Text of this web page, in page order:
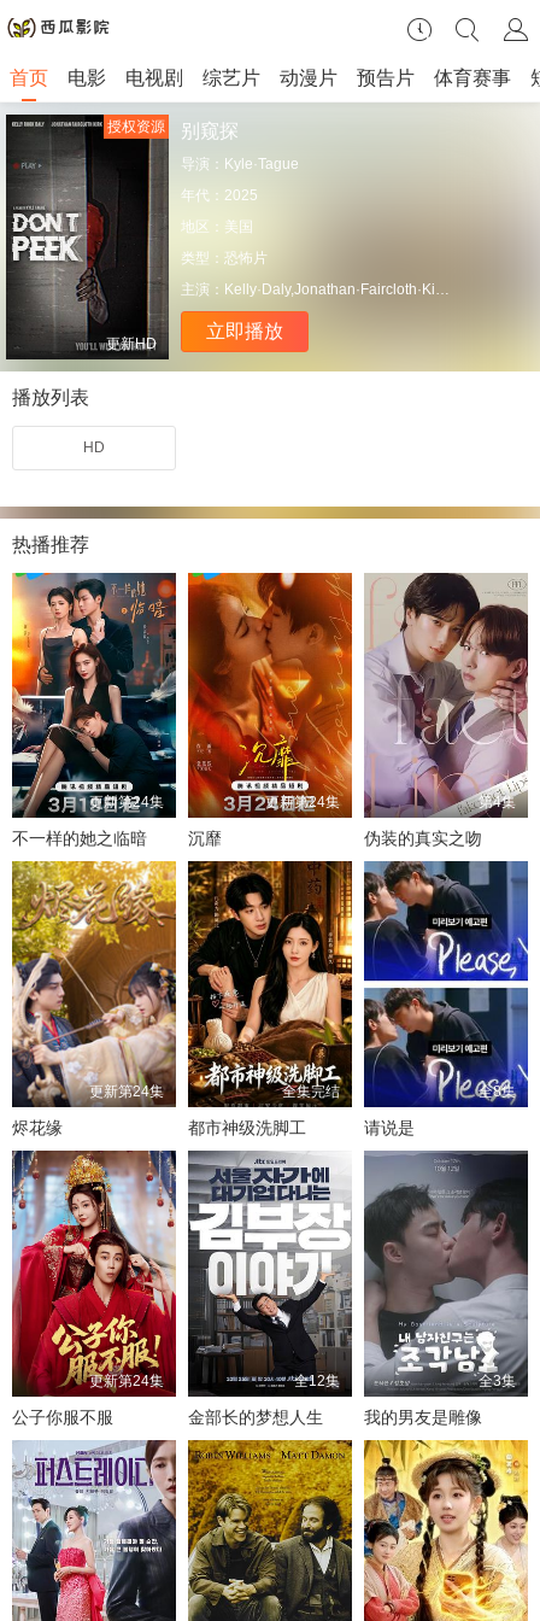
首页 电影 电视剧 综艺片 动漫片 预告片 体育赛事
更新HD
授权资源 别窥探
导演： Kyle·Tague
年代： 2025
地区： 美国
类型： 恐怖片
主演： Kelly·Daly,Jonathan·Faircloth·Kirk,Robbie·Allen,Leilah·Ali,Emilie·Soghomonian,Jennifer·Faneuff,Jordan·Giannini,Bailee·Bob·Sveen,Patrick·Guilherme,Amanda·Godepski,Amari·Agee,Elliott·Hanson,Meredith·Starkman,Jaime·Jessup,Tami·Lisa,Justyn·Schwoegler
立即播放
播放列表
HD
热播推荐
更新第24集
不一样的她之临暗
更新第24集
沉靡
第4集
伪装的真实之吻
更新第24集
烬花缘
全集完结
都市神级洗脚工
全8集
请说是
更新第24集
公子你服不服
全12集
金部长的梦想人生
全3集
我的男友是雕像